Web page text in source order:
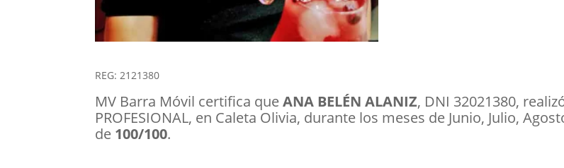
REG: 2121380
MV Barra Móvil certifica queANA BELÉN ALANIZ, DNI 32021380,
PROFESIONAL, en Caleta Olivia, durante los meses de Junio, Julio,
de 100/100.